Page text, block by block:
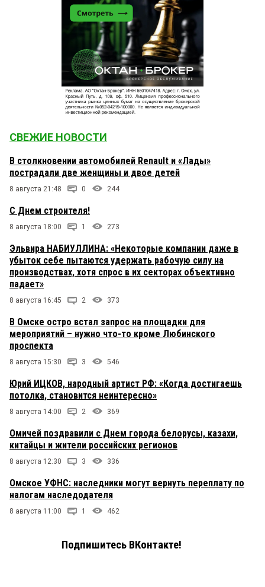
СВЕЖИЕ НОВОСТИ
В столкновении автомобилей Renault и «Лады»
пострадали две женщины и двое детей
8 августа 21:48 0 244
С Днем строителя!
8 августа 18:00 1 273
Эльвира НАБИУЛЛИНА: «Некоторые компании даже в
убыток себе пытаются удержать рабочую силу на
производствах, хотя спрос в их секторах объективно
падает»
8 августа 16:45 2 373
В Омске остро встал запрос на площадки для
мероприятий – нужно что-то кроме Любинского
проспекта
8 августа 15:30 3 546
Юрий ИЦКОВ, народный артист РФ: «Когда достигаешь
потолка, становится неинтересно»
8 августа 14:00 2 369
Омичей поздравили с Днем города белорусы, казахи,
китайцы и жители российских регионов
8 августа 12:30 3 336
Омское УФНС: наследники могут вернуть переплату по
налогам наследодателя
8 августа 11:00 1 462
Подпишитесь ВКонтакте!